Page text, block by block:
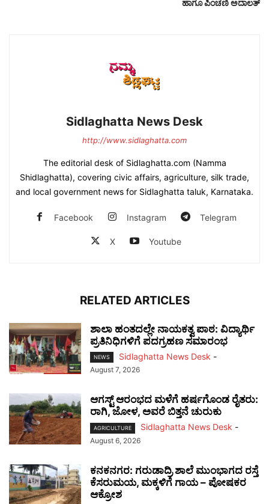
ಹಾಗೂ ಪಿಂಚಣಿ ಅದಾಲತ್
Sidlaghatta News Desk
http://www.sidlaghatta.com
The editorial desk of Sidlaghatta.com (Namma
Shidlaghatta), covering civic affairs, agriculture, silk trade,
and local government news for Sidlaghatta taluk, Karnataka.
Facebook Instagram Telegram
X Youtube
RELATED ARTICLES
ಶಾಲಾ ಹಂತದಲ್ಲೇ ನಾಯಕತ್ವ ಪಾಠ: ವಿದ್ಯಾರ್ಥಿ
ಪ್ರತಿನಿಧಿಗಳಿಗೆ ಪದಗ್ರಹಣ ಸಮಾರಂಭ
NEWS Sidlaghatta News Desk -
August 7, 2026
ಆಗಸ್ಟ್ ಆರಂಭದ ಮಳೆಗೆ ಹರ್ಷಗೊಂಡ ರೈತರು:
ರಾಗಿ, ಜೋಳ, ಅವರೆ ಬಿತ್ತನೆ ಚುರುಕು
AGRICULTURE Sidlaghatta News Desk -
August 6, 2026
ಕನಕನಗರ: ಗರುಡಾದ್ರಿ ಶಾಲೆ ಮುಂಭಾಗದ ರಸ್ತೆ
ಕೆಸರುಮಯ, ಮಕ್ಕಳಿಗೆ ಗಾಯ – ಪೋಷಕರ
ಆಕ್ರೋಶ